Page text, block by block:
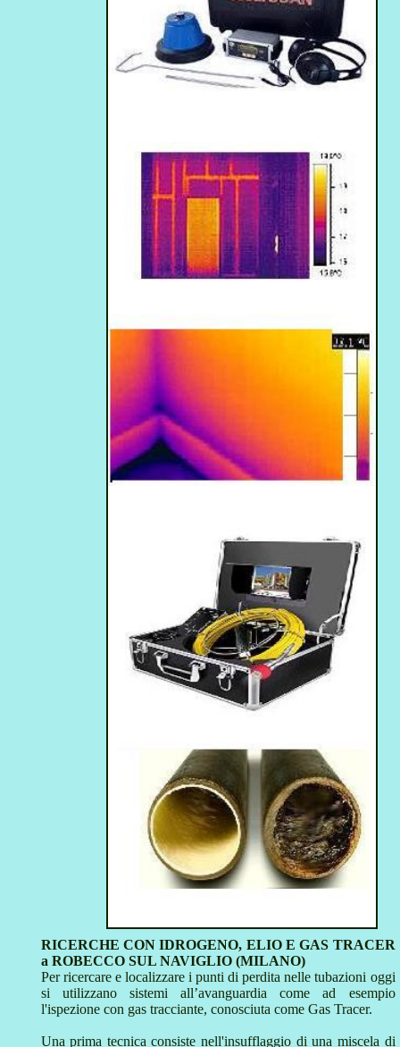
RICERCHE CON IDROGENO, ELIO E GAS TRACER
a ROBECCO SUL NAVIGLIO (MILANO)
Per ricercare e localizzare i punti di perdita nelle tubazioni oggi
si utilizzano sistemi all’avanguardia come ad esempio
l'ispezione con gas tracciante, conosciuta come Gas Tracer.
Una prima tecnica consiste nell'insufflaggio di una miscela di